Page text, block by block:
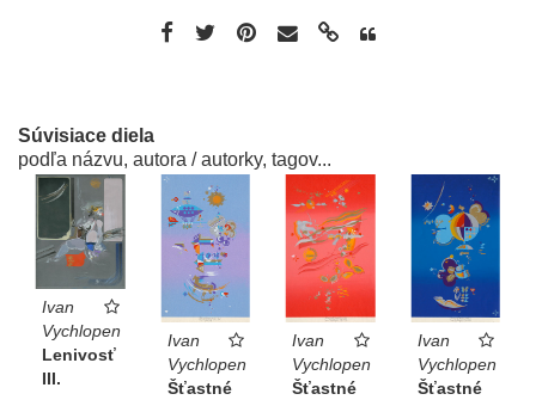
Súvisiace diela
podľa názvu, autora / autorky, tagov...
Ivan
Vychlopen
Lenivosť
III.
Ivan
Vychlopen
Šťastné
Ivan
Vychlopen
Šťastné
Ivan
Vychlopen
Šťastné